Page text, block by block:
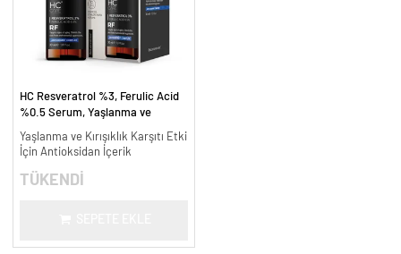
HC Resveratrol %3, Ferulic Acid
%0.5 Serum, Yaşlanma ve
Yaşlanma ve Kırışıklık Karşıtı Etki
İçin Antioksidan İçerik
TÜKENDİ